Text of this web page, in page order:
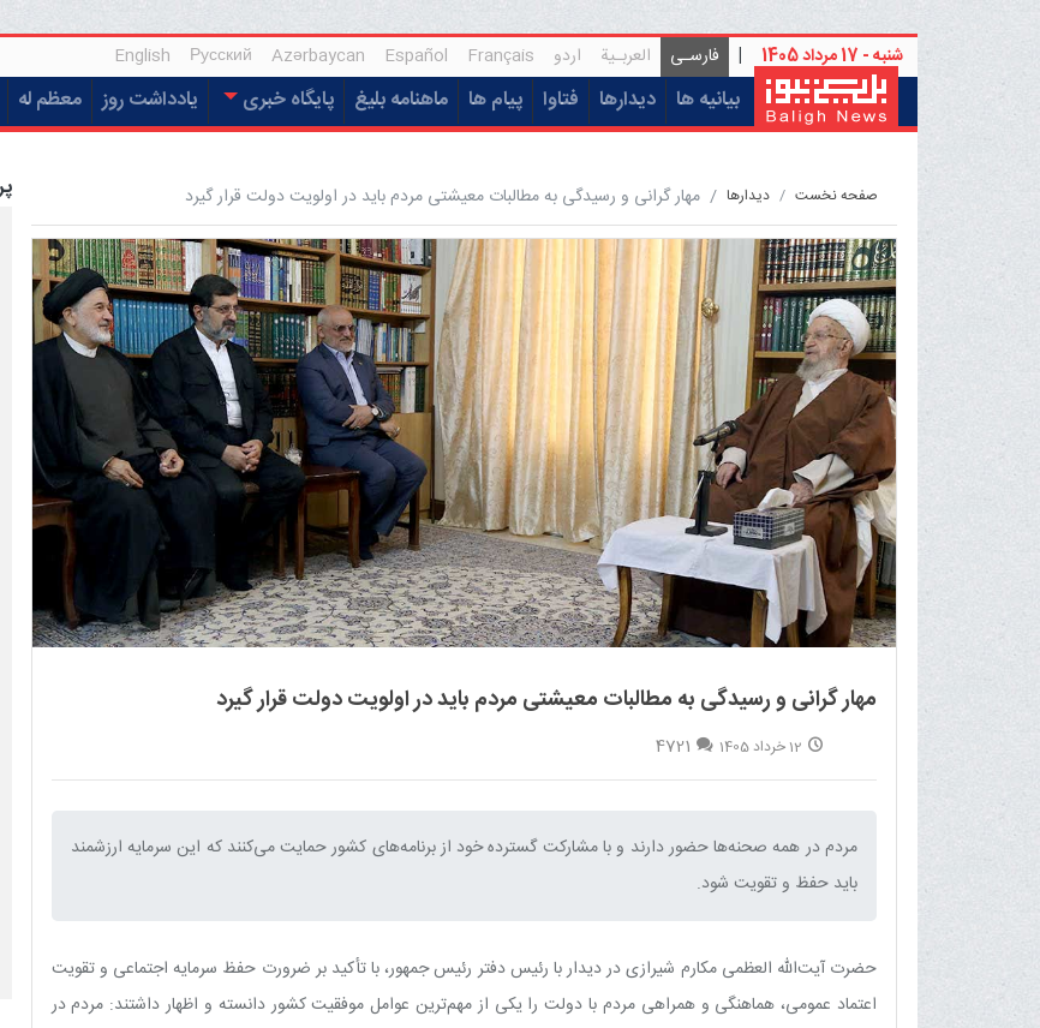
شنبه - 17 مرداد 1405 | فارسـی العربـیة اردو Français
Español
Azərbaycan
Русский
English
بیانیه ها دیدارها فتاوا پیام ها ماهنامه بلیغ پایگاه خبری یادداشت روز معظم له
صفحه نخست ديدارها مهار گرانی و رسیدگی به مطالبات معیشتی مردم باید در اولویت دولت قرار گیرد
مهار گرانی و رسیدگی به مطالبات معیشتی مردم باید در اولویت دولت قرار گیرد
12 خرداد 1405 4721
مردم در همه صحنه‌ها حضور دارند و با مشارکت گسترده خود از برنامه‌های کشور حمایت می‌کنند که این سرمایه ارزشمند
باید حفظ و تقویت شود.‌
حضرت آیت‌الله العظمی مکارم شیرازی در دیدار با رئیس دفتر رئیس جمهور، با تأکید بر ضرورت حفظ سرمایه اجتماعی و تقویت
اعتماد عمومی، هماهنگی و همراهی مردم با دولت را یکی از مهم‌ترین عوامل موفقیت کشور دانسته و اظهار داشتند: مردم در